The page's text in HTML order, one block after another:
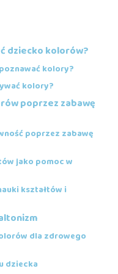
dziecko kolorów?
kolory?
kolory?
poprzez zabawę
poprzez zabawę
jako pomoc w
kształtów i
dla zdrowego
dziecka